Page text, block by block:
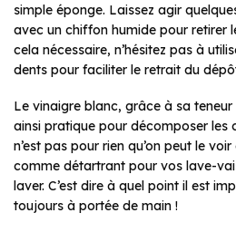
simple éponge. Laissez agir
avec un chiffon humide pour retirer
cela nécessaire, n’hésitez pas à
dents pour faciliter le retrait du
Le vinaigre blanc, grâce à sa
ainsi pratique pour décomposer les
n’est pas pour rien qu’on peut le
comme détartrant pour vos lave-
laver. C’est dire à quel point il est
toujours à portée de main !